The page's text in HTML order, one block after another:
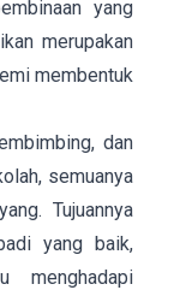
yang
merupakan
membentuk
dan
semuanya
Tujuannya
yang baik,
menghadapi